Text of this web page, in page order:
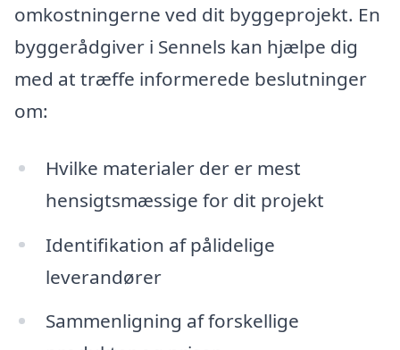
omkostningerne ved dit byggeprojekt. En
byggerådgiver i Sennels kan hjælpe dig
med at træffe informerede beslutninger
om:
Hvilke materialer der er mest
hensigtsmæssige for dit projekt
Identifikation af pålidelige
leverandører
Sammenligning af forskellige